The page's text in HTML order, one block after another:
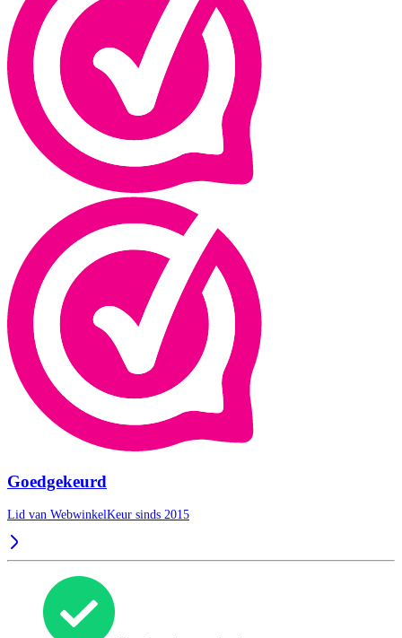
Goedgekeurd
Lid van WebwinkelKeur sinds 2015